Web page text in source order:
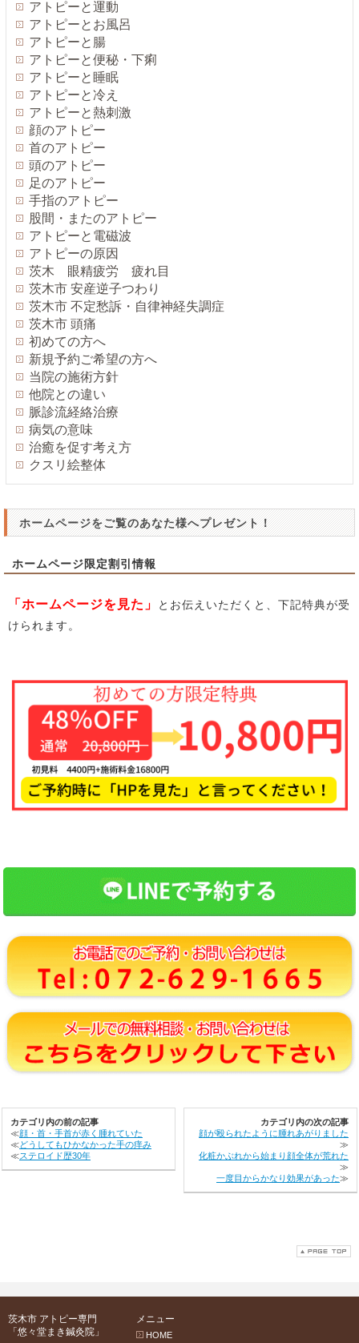
アトピーと運動
アトピーとお風呂
アトピーと腸
アトピーと便秘・下痢
アトピーと睡眠
アトピーと冷え
アトピーと熱刺激
顔のアトピー
首のアトピー
頭のアトピー
足のアトピー
手指のアトピー
股間・またのアトピー
アトピーと電磁波
アトピーの原因
茨木 眼精疲労 疲れ目
茨木市 安産逆子つわり
茨木市 不定愁訴・自律神経失調症
茨木市 頭痛
初めての方へ
新規予約ご希望の方へ
当院の施術方針
他院との違い
脈診流経絡治療
病気の意味
治癒を促す考え方
クスリ絵整体
ホームページをご覧のあなた様へプレゼント！
ホームページ限定割引情報
「ホームページを見た」
とお伝えいただくと、下記特典が受
けられます。
カテゴリ内の前の記事
≪顔・首・手首が赤く腫れていた
≪どうしてもひかなかった手の痒み
≪ステロイド歴30年
カテゴリ内の次の記事
顔が殴られたように腫れあがりました
≫
化粧かぶれから始まり顔全体が荒れた
≫
一度目からかなり効果があった≫
茨木市 アトピー専門
「悠々堂まき鍼灸院」
メニュー
HOME